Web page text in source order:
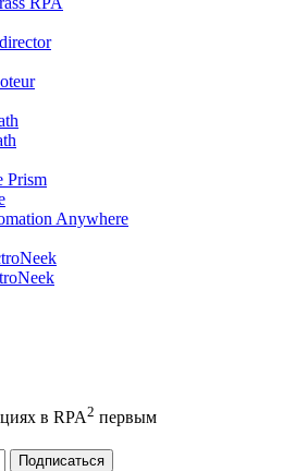
Prism
Anywhere
в RPA2 первым